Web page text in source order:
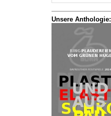
Unsere Anthologie: